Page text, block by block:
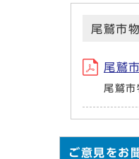
尾鷲市
尾鷲
尾鷲
ご意見をお